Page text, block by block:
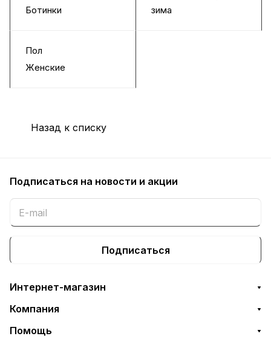
Ботинки
зима
Пол
Женские
Назад к списку
Подписаться на новости и акции
Подписаться
Интернет-магазин
Компания
Помощь